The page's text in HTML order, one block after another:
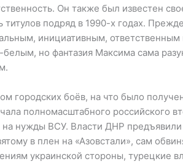
Он также был известен
титулов подряд в 1990-х годах.
инициативным,
но фантазия Максима сама
городских боёв, на что было
полномасштабного российского
на нужды ВСУ. Власти ДНР
в плен на «Азовстали», сам
украинской стороны, турецкие